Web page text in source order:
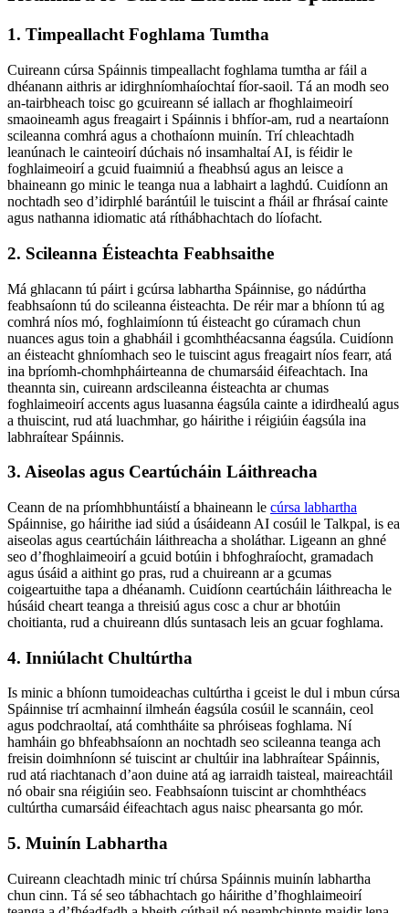
1. Timpeallacht Foghlama Tumtha
Cuireann cúrsa Spáinnis timpeallacht foghlama tumtha ar fáil a
dhéanann aithris ar idirghníomhaíochtaí fíor-saoil. Tá an modh seo
an-tairbheach toisc go gcuireann sé iallach ar fhoghlaimeoirí
smaoineamh agus freagairt i Spáinnis i bhfíor-am, rud a neartaíonn
scileanna comhrá agus a chothaíonn muinín. Trí chleachtadh
leanúnach le cainteoirí dúchais nó insamhaltaí AI, is féidir le
foghlaimeoirí a gcuid fuaimniú a fheabhsú agus an leisce a
bhaineann go minic le teanga nua a labhairt a laghdú. Cuidíonn an
nochtadh seo d’idirphlé barántúil le tuiscint a fháil ar fhrásaí cainte
agus nathanna idiomatic atá ríthábhachtach do líofacht.
2. Scileanna Éisteachta Feabhsaithe
Má ghlacann tú páirt i gcúrsa labhartha Spáinnise, go nádúrtha
feabhsaíonn tú do scileanna éisteachta. De réir mar a bhíonn tú ag
comhrá níos mó, foghlaimíonn tú éisteacht go cúramach chun
nuances agus toin a ghabháil i gcomhthéacsanna éagsúla. Cuidíonn
an éisteacht ghníomhach seo le tuiscint agus freagairt níos fearr, atá
ina bpríomh-chomhpháirteanna de chumarsáid éifeachtach. Ina
theannta sin, cuireann ardscileanna éisteachta ar chumas
foghlaimeoirí accents agus luasanna éagsúla cainte a idirdhealú agus
a thuiscint, rud atá luachmhar, go háirithe i réigiúin éagsúla ina
labhraítear Spáinnis.
3. Aiseolas agus Ceartúcháin Láithreacha
Ceann de na príomhbhuntáistí a bhaineann le cúrsa labhartha
Spáinnise, go háirithe iad siúd a úsáideann AI cosúil le Talkpal, is ea
aiseolas agus ceartúcháin láithreacha a sholáthar. Ligeann an ghné
seo d’fhoghlaimeoirí a gcuid botúin i bhfoghraíocht, gramadach
agus úsáid a aithint go pras, rud a chuireann ar a gcumas
coigeartuithe tapa a dhéanamh. Cuidíonn ceartúcháin láithreacha le
húsáid cheart teanga a threisiú agus cosc a chur ar bhotúin
choitianta, rud a chuireann dlús suntasach leis an gcuar foghlama.
4. Inniúlacht Chultúrtha
Is minic a bhíonn tumoideachas cultúrtha i gceist le dul i mbun cúrsa
Spáinnise trí acmhainní ilmheán éagsúla cosúil le scannáin, ceol
agus podchraoltaí, atá comhtháite sa phróiseas foghlama. Ní
hamháin go bhfeabhsaíonn an nochtadh seo scileanna teanga ach
freisin doimhníonn sé tuiscint ar chultúir ina labhraítear Spáinnis,
rud atá riachtanach d’aon duine atá ag iarraidh taisteal, maireachtáil
nó obair sna réigiúin seo. Feabhsaíonn tuiscint ar chomhthéacs
cultúrtha cumarsáid éifeachtach agus naisc phearsanta go mór.
5. Muinín Labhartha
Cuireann cleachtadh minic trí chúrsa Spáinnis muinín labhartha
chun cinn. Tá sé seo tábhachtach go háirithe d’fhoghlaimeoirí